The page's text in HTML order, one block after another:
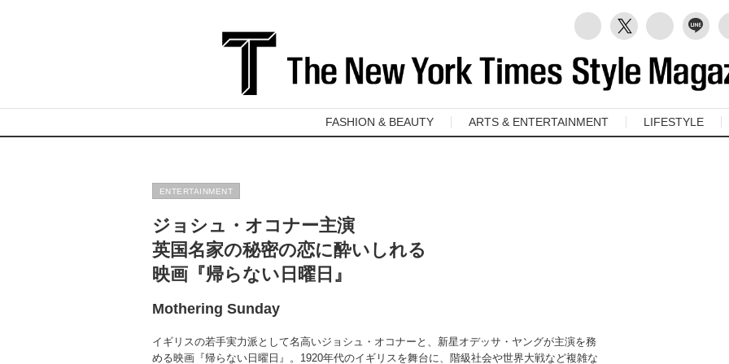
FASHION & BEAUTY ARTS & ENTERTAINMENT LIFESTYLE
ENTERTAINMENT
ジョシュ・オコナー主演
英国名家の秘密の恋に酔いしれる
映画『帰らない日曜日』
Mothering Sunday
イギリスの若手実力派として名高いジョシュ・オコナーと、新星オデッサ・ヤングが主演を務
める映画『帰らない日曜日』。1920年代のイギリスを舞台に、階級社会や世界大戦など複雑な